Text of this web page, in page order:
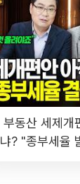
부동산 세제개
냐? "종부세율